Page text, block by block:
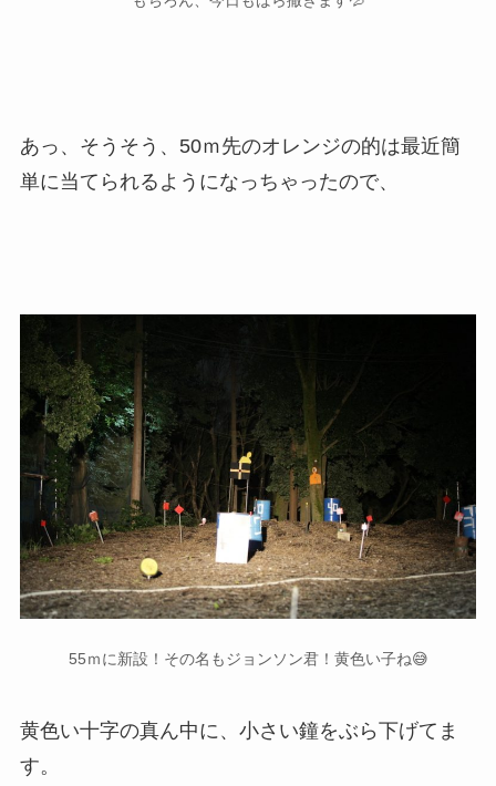
あっ、そうそう、50ｍ先のオレンジの的は最近簡
単に当てられるようになっちゃったので、
55ｍに新設！その名もジョンソン君！黄色い子ね😅
黄色い十字の真ん中に、小さい鐘をぶら下げてま
す。